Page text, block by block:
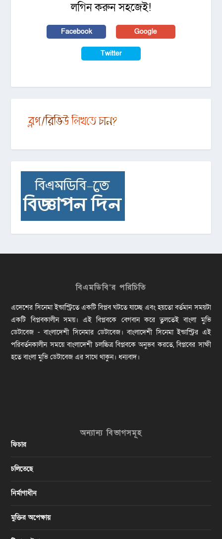
লগিন করুন সহজেই!
Facebook Google
Twitter
বিএমডিবি’র পরিচিতি
এদেশের সিনেমা ইন্ডাস্ট্রিতে একটি বিপ্লব ঘটতে যাচ্ছে এবং হয়তো বর্তমান সময়টা
একটি বিপ্লবকালীন সময়। এই বিপ্লবকে বেগবান করে তুলতেই বাংলা মুভি
ডেটাবেজ - বাংলাদেশী সিনেমার ডেটাবেজ। বাংলাদেশী সিনেমা ইন্ডাস্ট্রির এই
পরিবর্তনকালীন সময়ে বাংলাদেশী চলচ্চিত্র বিপ্লবকে অনুভব করতে, বিপ্লবের সাক্ষী
হতে বাংলা মুভি ডেটাবেজ এর সাথে থাকুন। ধন্যবাদ।
অন্যান্য বিভাগসমূহ
ফিচার
চলিতেছে
নির্মাণাধীন
মুক্তির অপেক্ষায়